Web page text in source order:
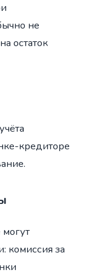
не
остаток
кредиторе
комиссия за